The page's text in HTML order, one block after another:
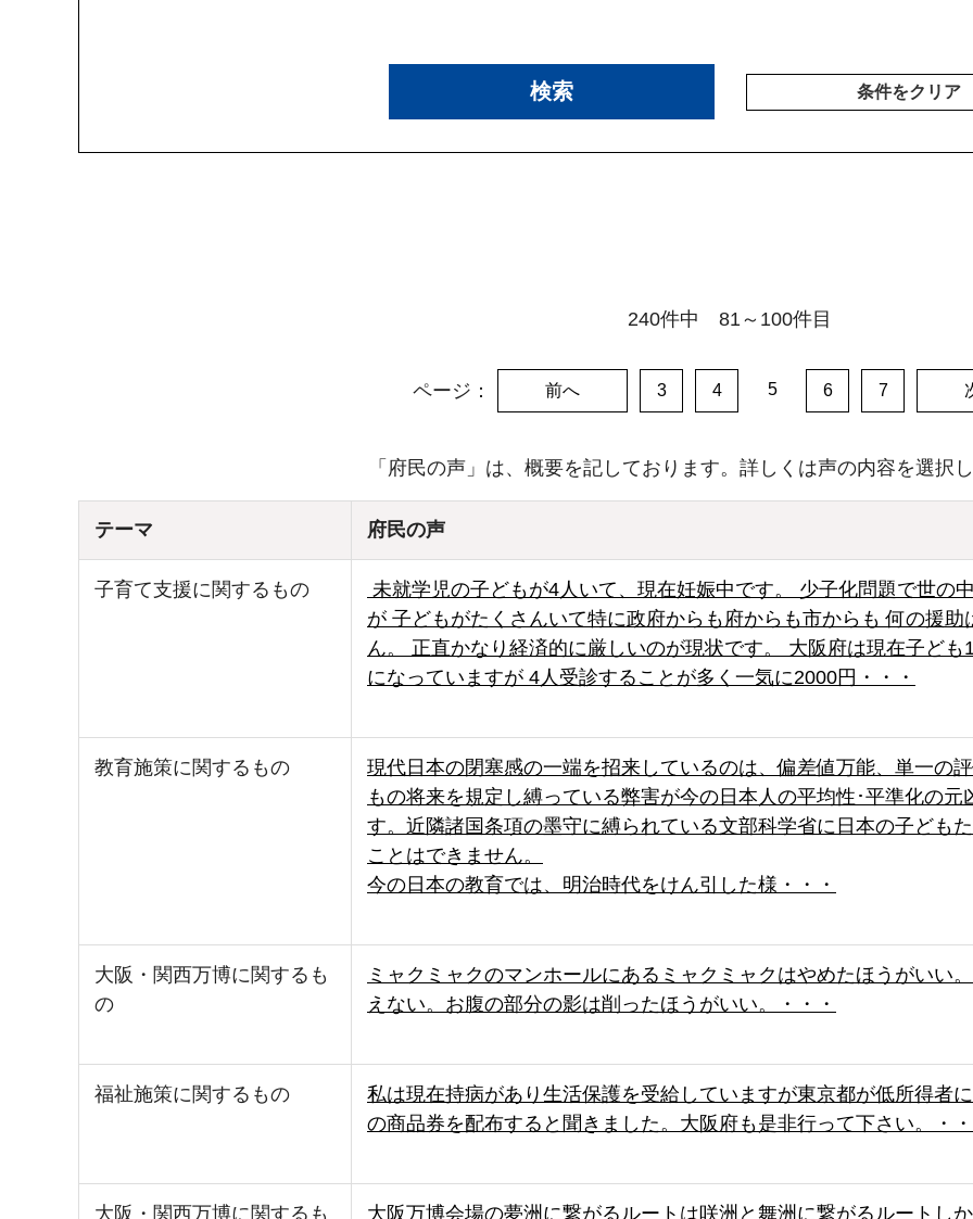
240件中 81～100件目
ページ： 前へ 3 4 5 6 7
「府民の声」は、概要を記しております。詳しくは声の内容を選択
テーマ 府民の声
子育て支援に関するもの
未就学児の子どもが4人いて、現在妊娠中です。 少子化問題で世の
が 子どもがたくさんいて特に政府からも府からも市からも 何の援助
ん。 正直かなり経済的に厳しいのが現状です。 大阪府は現在子ども
になっていますが 4人受診することが多く一気に2000円・・・
教育施策に関するもの
現代日本の閉塞感の一端を招来しているのは、偏差値万能、単一の
もの将来を規定し縛っている弊害が今の日本人の平均性･平準化の元
す。近隣諸国条項の墨守に縛られている文部科学省に日本の子ども
ことはできません。
今の日本の教育では、明治時代をけん引した様・・・
大阪・関西万博に関するも
の
ミャクミャクのマンホールにあるミャクミャクはやめたほうがいい
えない。お腹の部分の影は削ったほうがいい。・・・
福祉施策に関するもの
私は現在持病があり生活保護を受給していますが東京都が低所得者
の商品券を配布すると聞きました。大阪府も是非行って下さい。・
大阪・関西万博に関するも
大阪万博会場の夢洲に繋がるルートは咲洲と舞洲に繋がるルートし